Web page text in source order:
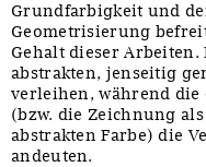
Grundfarbigkeit und
Geometrisierung
Gehalt dieser Arbeiten.
abstrakten, jenseitig
verleihen, während die
(bzw. die Zeichnung
abstrakten Farbe) die
andeuten.